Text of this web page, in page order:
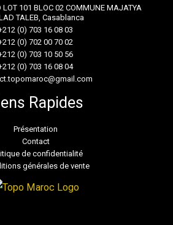
LOT 101 BLOC 02 COMMUNE MAJATYA
TALEB, Casablanca
(0) 703 16 08 03
(0) 702 00 70 02
(0) 703 10 50 56
(0) 703 16 08 04
Rapides
Présentation
Contact
de confidentialité
générales de vente